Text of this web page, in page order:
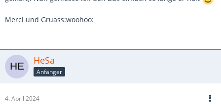
Merci und Gruass:woohoo:
HeSa
Anfänger
4. April 2024